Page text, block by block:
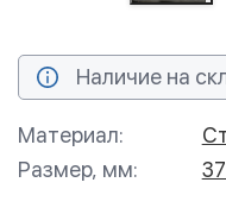
Наличие на
Материал:
Размер, мм: